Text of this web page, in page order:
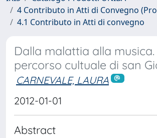
4 Contributo in Atti di Convegno
4.1 Contributo in Atti di convegno
Dalla malattia alla musica.
percorso cultuale di san
CARNEVALE, LAURA
2012-01-01
Abstract